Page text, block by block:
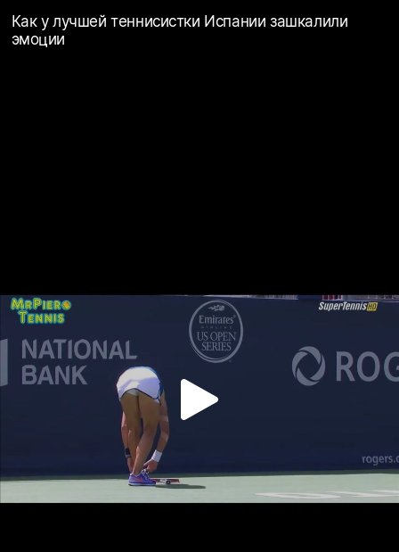
Play
Как у лучшей теннисистки Испании зашкалили
эмоции